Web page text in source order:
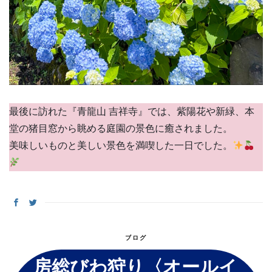
最後に訪れた『青龍山 吉祥寺』では、紫陽花や新緑、本
堂の猪目窓から眺める庭園の景色に癒されました。
美味しいものと美しい景色を満喫した一日でした。
ブログ
房総びわ狩り〈オールイ